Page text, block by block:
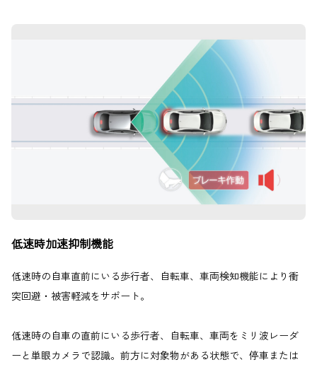
低速時加速抑制機能
低速時の自車直前にいる歩行者、自転車、車両検知機能により衝
突回避・被害軽減をサポート。
低速時の自車の直前にいる歩行者、自転車、車両をミリ波レーダ
ーと単眼カメラで認識。前方に対象物がある状態で、停車または